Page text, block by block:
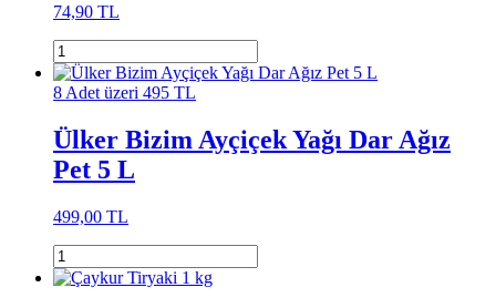
74,90 TL
8 Adet üzeri 495 TL
Ülker Bizim Ayçiçek Yağı Dar Ağız
Pet 5 L
499,00 TL